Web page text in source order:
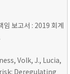
임 보고서 : 2019 회계
Volk, J., Lucia,
Deregulating